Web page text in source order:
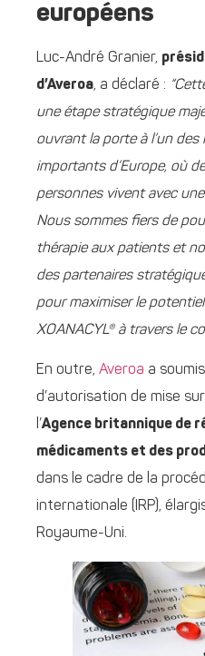
européens
Luc-André Granier,
d’Averoa, a déclaré :
une étape stratégique
ouvrant la porte à l’un
importants d’Europe, où
personnes vivent avec
Nous sommes fiers de
thérapie aux patients et
des partenaires
pour maximiser le
XOANACYL® à travers le
En outre, Averoa a
d’autorisation de mise
l’Agence britannique de
médicaments et des
dans le cadre de la
internationale (IRP),
Royaume-Uni.